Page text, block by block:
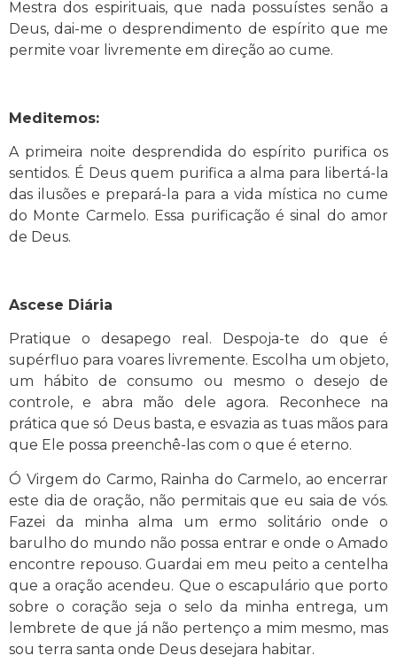
Mestra dos espirituais, que nada possuístes senão a
Deus, dai-me o desprendimento de espírito que me
permite voar livremente em direção ao cume.
Meditemos:
A primeira noite desprendida do espírito purifica os
sentidos. É Deus quem purifica a alma para libertá-la
das ilusões e prepará-la para a vida mística no cume
do Monte Carmelo. Essa purificação é sinal do amor
de Deus.
Ascese Diária
Pratique o desapego real. Despoja-te do que é
supérfluo para voares livremente. Escolha um objeto,
um hábito de consumo ou mesmo o desejo de
controle, e abra mão dele agora. Reconhece na
prática que só Deus basta, e esvazia as tuas mãos para
que Ele possa preenchê-las com o que é eterno.
Ó Virgem do Carmo, Rainha do Carmelo, ao encerrar
este dia de oração, não permitais que eu saia de vós.
Fazei da minha alma um ermo solitário onde o
barulho do mundo não possa entrar e onde o Amado
encontre repouso. Guardai em meu peito a centelha
que a oração acendeu. Que o escapulário que porto
sobre o coração seja o selo da minha entrega, um
lembrete de que já não pertenço a mim mesmo, mas
sou terra santa onde Deus desejara habitar.